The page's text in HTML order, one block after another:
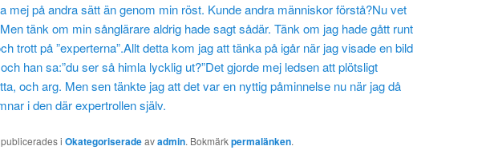
mej på andra sätt än genom min röst. Kunde andra människor förstå?Nu vet
tänk om min sånglärare aldrig hade sagt sådär. Tänk om jag hade gått runt
trott på ”experterna”.Allt detta kom jag att tänka på igår när jag visade en bild
han sa:”du ser så himla lycklig ut?”Det gjorde mej ledsen att plötsligt
och arg. Men sen tänkte jag att det var en nyttig påminnelse nu när jag då
i den där expertrollen själv.
i Okategoriseradeavadmin. Bokmärkpermalänken.